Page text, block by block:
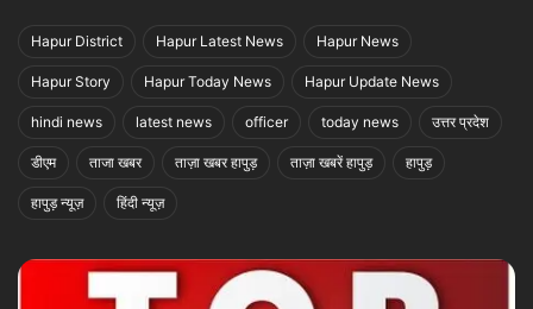
Hapur District Hapur Latest News Hapur News
Hapur Story Hapur Today News Hapur Update News
hindi news latest news officer today news उत्तर प्रदेश
डीएम ताजा खबर ताज़ा खबर हापुड़ ताज़ा खबरें हापुड़ हापुड़
हापुड़ न्यूज़ हिंदी न्यूज़